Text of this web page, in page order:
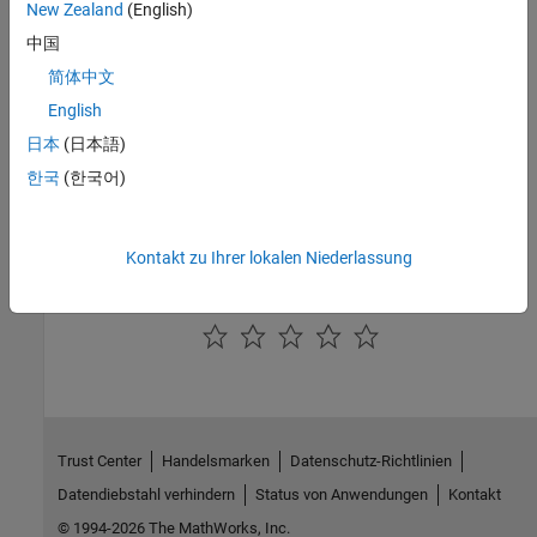
Fehlersuche
Troubleshoot BeagleBone Black Serial Port
Enthaltene Beispiele
Control Four-Digit Seven-Segment Display Using Serial
Use the serial UART on BeagleBone Black hardware to control a
New Zealand (English)
中国
简体中文
English
日本 (日本語)
한국 (한국어)
Kontakt zu Ihrer lokalen Niederlassung
Trust Center Handelsmarken
Datenschutz-Richtlinien
Datendiebstahl verhindern
Status von Anwendungen
Kontakt
© 1994-2026 The MathWorks, Inc.